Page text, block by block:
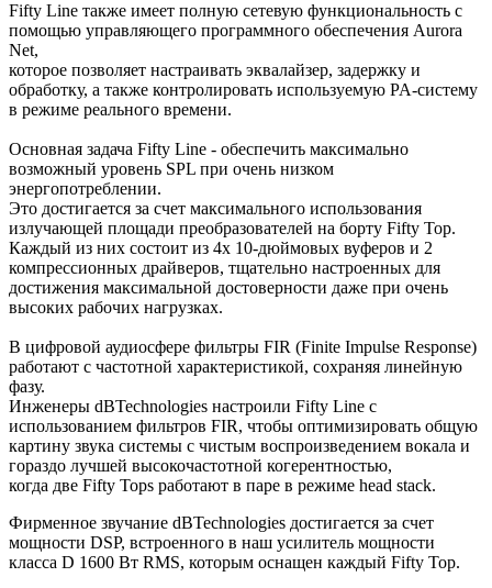
Fifty Line также имеет полную сетевую функциональность с
помощью управляющего программного обеспечения Aurora
Net,
которое позволяет настраивать эквалайзер, задержку и
обработку, а также контролировать используемую PA-систему
в режиме реального времени.
Основная задача Fifty Line - обеспечить максимально
возможный уровень SPL при очень низком
энергопотреблении.
Это достигается за счет максимального использования
излучающей площади преобразователей на борту Fifty Top.
Каждый из них состоит из 4x 10-дюймовых вуферов и 2
компрессионных драйверов, тщательно настроенных для
достижения максимальной достоверности даже при очень
высоких рабочих нагрузках.
В цифровой аудиосфере фильтры FIR (Finite Impulse Response)
работают с частотной характеристикой, сохраняя линейную
фазу.
Инженеры dBTechnologies настроили Fifty Line с
использованием фильтров FIR, чтобы оптимизировать общую
картину звука системы с чистым воспроизведением вокала и
гораздо лучшей высокочастотной когерентностью,
когда две Fifty Tops работают в паре в режиме head stack.
Фирменное звучание dBTechnologies достигается за счет
мощности DSP, встроенного в наш усилитель мощности
класса D 1600 Вт RMS, которым оснащен каждый Fifty Top.